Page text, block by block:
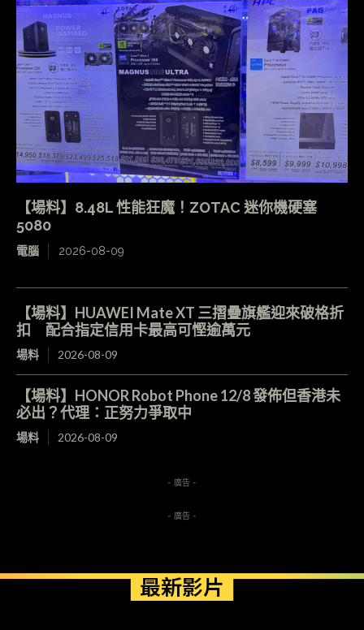
【場料】8.48L 性能狂魔！ZOTAC 迷你機硬塞
5080
電腦 2026-08-09
【場料】HUAWEI Mate XT 三摺疊旗艦迎來破格折
扣 配合指定信用卡最高可慳逾萬元
場料 2026-08-09
【場料】HONOR Robot Phone 12/8 發佈但香港未
必出？代理：正努力爭取中
場料 2026-08-09
- 廣告 -
- 廣告 -
最新影片